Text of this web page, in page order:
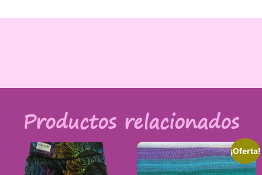
Productos relacionados
¡Oferta!